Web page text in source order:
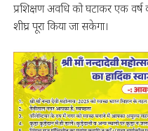
प्रशिक्षण अवधि को घटाकर एक वर्ष
शीघ्र पूरा किया जा सकेगा।